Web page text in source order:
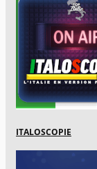
ITALOSCOPIE